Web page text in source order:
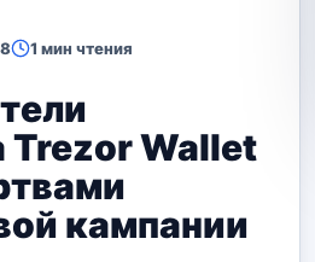
1 мин чтения
Trezor Wallet
кампании